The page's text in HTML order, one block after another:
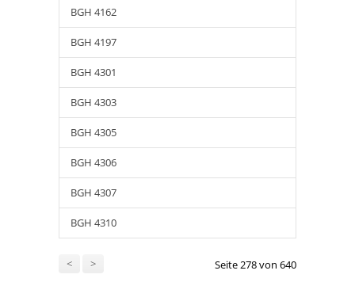
BGH 4162
BGH 4197
BGH 4301
BGH 4303
BGH 4305
BGH 4306
BGH 4307
BGH 4310
< > Seite 278 von 640